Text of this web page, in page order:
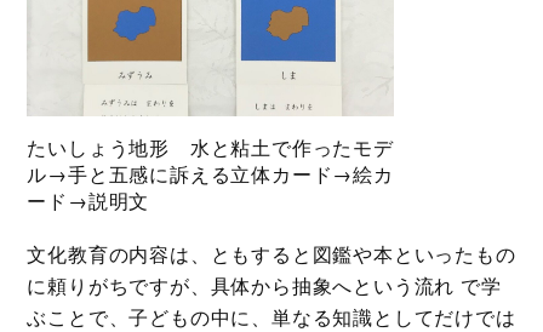
たいしょう地形 水と粘土で作ったモデ
ル→手と五感に訴える立体カード→絵カ
ード→説明文
文化教育の内容は、ともすると図鑑や本といったもの
に頼りがちですが、具体から抽象へという流れ で学
ぶことで、子どもの中に、単なる知識としてだけでは